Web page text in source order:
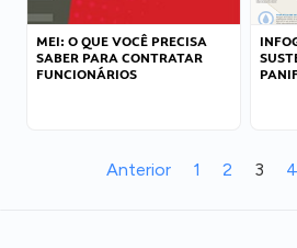
MEI: O QUE VOCÊ PRECISA
SABER PARA CONTRATAR
FUNCIONÁRIOS
Anterior 1 2 3 4